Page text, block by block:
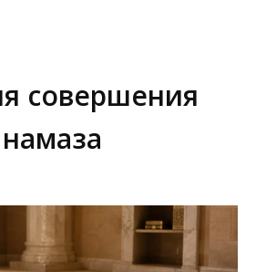
совершения
намаза